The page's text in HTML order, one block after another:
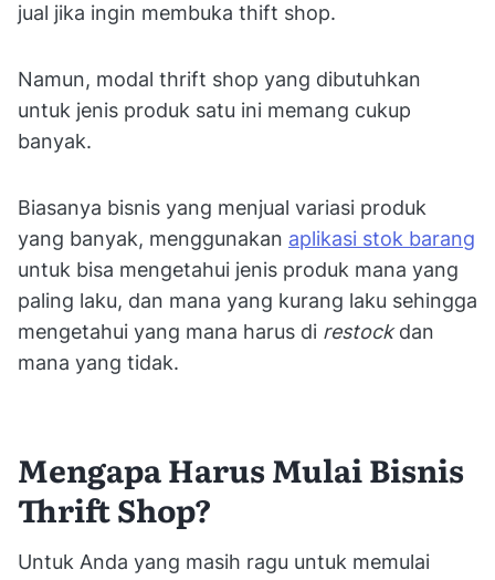
jual jika ingin membuka thift shop.
Namun, modal thrift shop yang dibutuhkan
untuk jenis produk satu ini memang cukup
banyak.
Biasanya bisnis yang menjual variasi produk
yang banyak, menggunakan aplikasi stok barang
untuk bisa mengetahui jenis produk mana yang
paling laku, dan mana yang kurang laku sehingga
mengetahui yang mana harus di restockdan
mana yang tidak.
Mengapa Harus Mulai Bisnis
Thrift Shop?
Untuk Anda yang masih ragu untuk memulai